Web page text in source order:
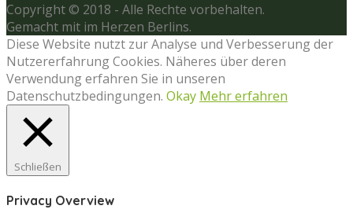
Copyright © 2018 - Alle Rechte vorbehalten.
Gemacht mit im Herzen Berlins.
Diese Website nutzt zur Analyse und Verbesserung der
Nutzererfahrung Cookies. Näheres über deren
Verwendung erfahren Sie in unseren
Datenschutzbedingungen. Okay Mehr erfahren
Schließen
Privacy Overview